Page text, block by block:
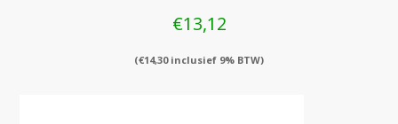
€13,12
(€14,30inclusief 9% BTW)